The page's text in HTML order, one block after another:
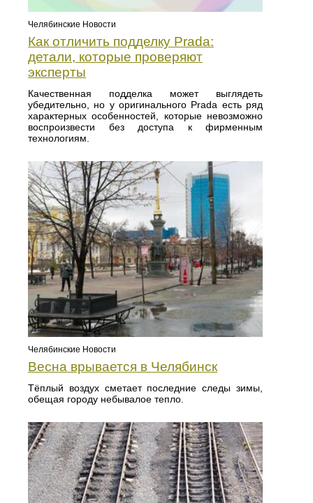
Челябинские Новости
Как отличить подделку Prada:
детали, которые проверяют
эксперты
Качественная подделка может выглядеть
убедительно, но у оригинального Prada есть ряд
характерных особенностей, которые невозможно
воспроизвести без доступа к фирменным
технологиям.
Челябинские Новости
Весна врывается в Челябинск
Тёплый воздух сметает последние следы зимы,
обещая городу небывалое тепло.